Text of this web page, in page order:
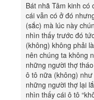
Bát nhã Tâm kinh có
cái vẫn có ở đó
(sắc) mà lúc này
nhìn thấy trước đó
(không) không phải
nên chúng ta không
những người thợ
ô tô nữa (không)
những người thợ lại
nhìn thấy cái ô tô